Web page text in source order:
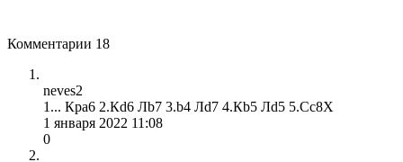
Комментарии 18
neves2
1... Крa6 2.Кd6 Лb7 3.b4 Лd7 4.Кb5 Лd5 5.Сc8X
1 января 2022 11:08
0